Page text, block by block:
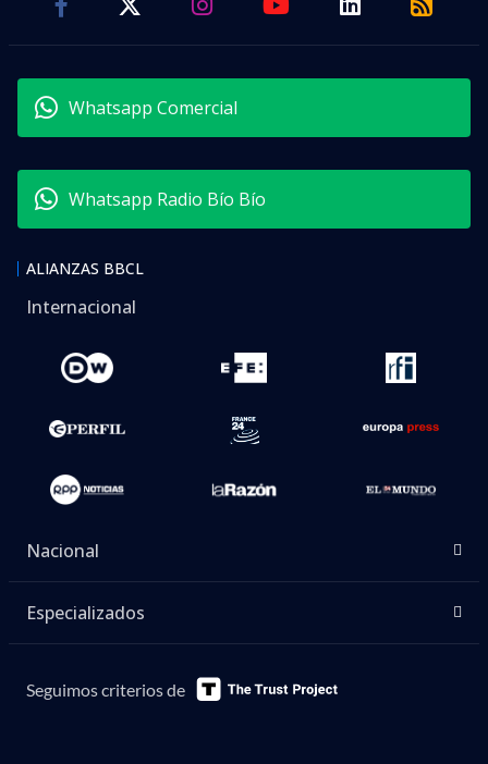
Whatsapp Comercial
Whatsapp Radio Bío Bío
ALIANZAS BBCL
Internacional
Nacional
Especializados
Seguimos criterios de